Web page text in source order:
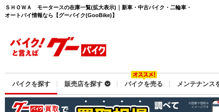
ＳＨＯＷＡ モータースの在庫一覧(拡大表示)｜新車・中古バイク・二輪車・
オートバイ情報なら【グーバイク(GooBike)】
バイクを探す 販売店を探す バイクを売る メンテナンス